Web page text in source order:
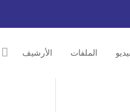
الملفات الأرشيف